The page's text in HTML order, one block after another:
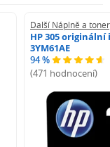
Další Náplně a
HP 305
3YM61AE
94 %
(471 hodnocení)